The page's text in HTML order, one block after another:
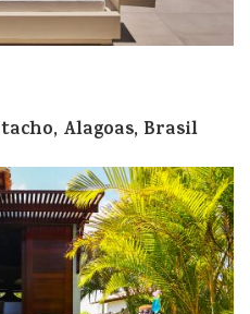
Alagoas, Brasil